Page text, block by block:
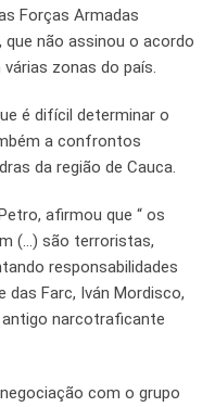
Forças Armadas
que não assinou o acordo
zonas do país.
é difícil determinar o
a confrontos
da região de Cauca.
afirmou que “ os
(…) são terroristas,
responsabilidades
das Farc, Iván Mordisco,
narcotraficante
com o grupo